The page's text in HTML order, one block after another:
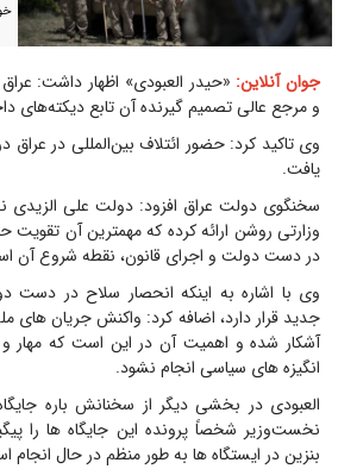
جوان آنلاین: «حیدر العبودی» اظهار داشت:
و مرجع عالی تصمیم گیرنده آن تابع دیکته‌های
یافت.
سخنگوی دولت عراق افزود: دولت علی الزیدی
وزارتی روشن ارائه کرده که مهمترین آن
در دست دولت و اجرای قانون، نقطه شروع آن
وی با اشاره به اینکه انحصار سلاح در دست
جدید قرار دارد، اضافه کرد: واکنش جریان های
آشکار شده و اهمیت آن در این است که مهار و
انگیزه های سیاسی انجام نشود.
العبودی در بخشی دیگر از سخنانش باره
نخست‌وزیر شخصاً پرونده این جایگاه ها را
بنزین در ایستگاه ها به طور منظم در حال انجام